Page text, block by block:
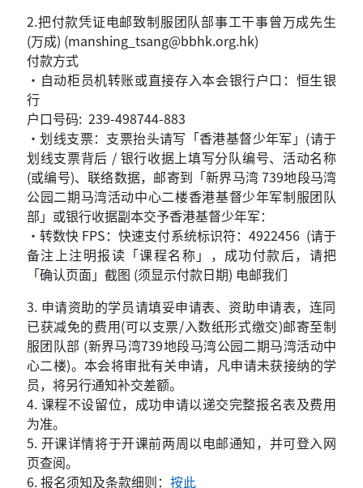
2.把付款凭证电邮致制服团队部事工干事曾万成先生
(万成) (manshing_tsang@bbhk.org.hk)
付款方式
•自动柜员机转账或直接存入本会银行户口：恒生银
行
户口号码: 239-498744-883
•划线支票：支票抬头请写「香港基督少年军」(请于
划线支票背后 / 银行收据上填写分队编号、活动名称
(或编号)、联络数据，邮寄到「新界马湾 739地段马湾
公园二期马湾活动中心二楼香港基督少年军制服团队
部」或银行收据副本交予香港基督少年军：
•转数快 FPS：快速支付系统标识符：4922456 (请于
备注上注明报读「课程名称」，成功付款后，请把
「确认页面」截图 (须显示付款日期) 电邮我们
3. 申请资助的学员请填妥申请表、资助申请表，连同
已获减免的费用(可以支票/入数纸形式缴交)邮寄至制
服团队部 (新界马湾739地段马湾公园二期马湾活动中
心二楼)。本会将审批有关申请，凡申请未获接纳的学
员，将另行通知补交差额。
4. 课程不设留位，成功申请以递交完整报名表及费用
为准。
5. 开课详情将于开课前两周以电邮通知，并可登入网
页查阅。
6. 报名须知及条款细则： 按此